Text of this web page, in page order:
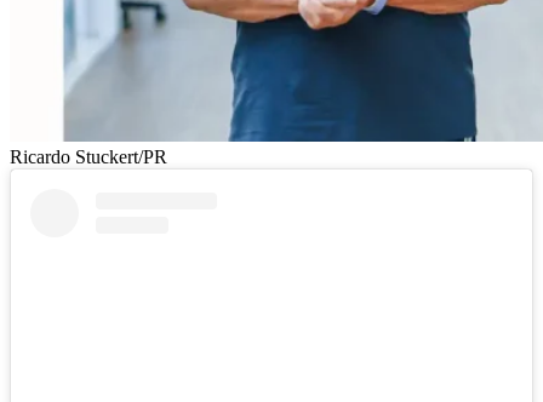
Ricardo Stuckert/PR